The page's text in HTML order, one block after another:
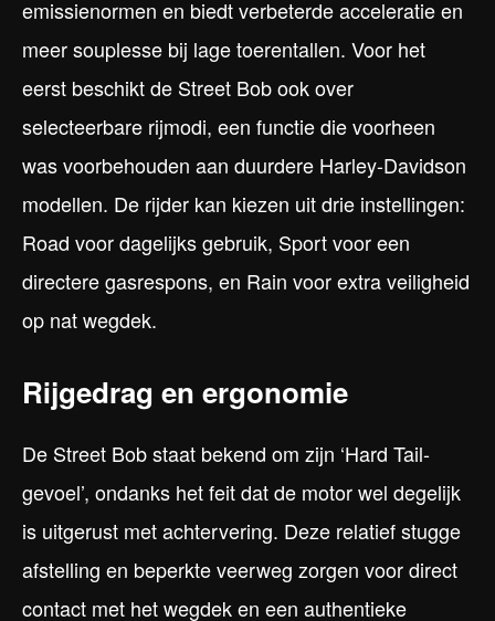
emissienormen en biedt verbeterde acceleratie en
meer souplesse bij lage toerentallen. Voor het
eerst beschikt de Street Bob ook over
selecteerbare rijmodi, een functie die voorheen
was voorbehouden aan duurdere Harley-Davidson
modellen. De rijder kan kiezen uit drie instellingen:
Road voor dagelijks gebruik, Sport voor een
directere gasrespons, en Rain voor extra veiligheid
op nat wegdek.
Rijgedrag en ergonomie
De Street Bob staat bekend om zijn ‘Hard Tail-
gevoel’, ondanks het feit dat de motor wel degelijk
is uitgerust met achtervering. Deze relatief stugge
afstelling en beperkte veerweg zorgen voor direct
contact met het wegdek en een authentieke